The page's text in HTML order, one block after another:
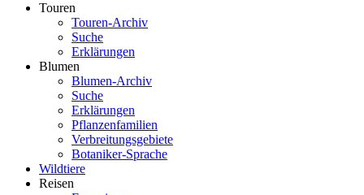
Touren
Touren-Archiv
Suche
Erklärungen
Blumen
Blumen-Archiv
Suche
Erklärungen
Pflanzenfamilien
Verbreitungsgebiete
Botaniker-Sprache
Wildtiere
Reisen